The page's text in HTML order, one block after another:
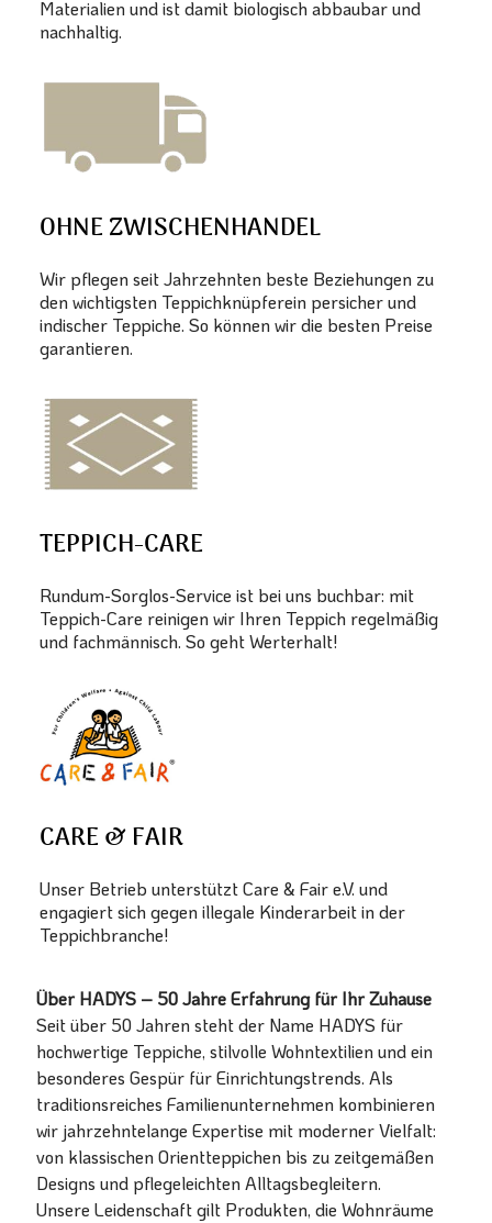
Materialien und ist damit biologisch abbaubar und
nachhaltig.
OHNE ZWISCHENHANDEL
Wir pflegen seit Jahrzehnten beste Beziehungen zu
den wichtigsten Teppichknüpferein persicher und
indischer Teppiche. So können wir die besten Preise
garantieren.
TEPPICH-CARE
Rundum-Sorglos-Service ist bei uns buchbar: mit
Teppich-Care reinigen wir Ihren Teppich regelmäßig
und fachmännisch. So geht Werterhalt!
CARE & FAIR
Unser Betrieb unterstützt Care & Fair e.V. und
engagiert sich gegen illegale Kinderarbeit in der
Teppichbranche!
Über HADYS – 50 Jahre Erfahrung für Ihr Zuhause
Seit über 50 Jahren steht der Name HADYS für
hochwertige Teppiche, stilvolle Wohntextilien und ein
besonderes Gespür für Einrichtungstrends. Als
traditionsreiches Familienunternehmen kombinieren
wir jahrzehntelange Expertise mit moderner Vielfalt:
von klassischen Orientteppichen bis zu zeitgemäßen
Designs und pflegeleichten Alltagsbegleitern.
Unsere Leidenschaft gilt Produkten, die Wohnräume